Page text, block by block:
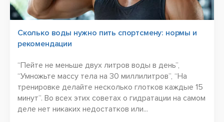
Сколько воды нужно пить спортсмену: нормы и
рекомендации
“Пейте не меньше двух литров воды в день”,
“Умножьте массу тела на 30 миллилитров”, “На
тренировке делайте несколько глотков каждые 15
минут”. Во всех этих советах о гидратации на самом
деле нет никаких недостатков или...